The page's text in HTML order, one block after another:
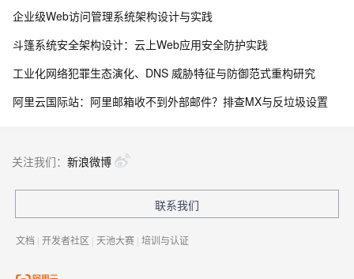
企业级Web访问管理系统架构设计与实践
斗篷系统安全架构设计：云上Web应用安全防护实践
工业化网络犯罪生态演化、DNS 威胁特征与防御范式重构研究
阿里云国际站：阿里邮箱收不到外部邮件？排查MX与反垃圾设置
关注我们： 新浪微博
联系我们
文档 | 开发者社区 | 天池大赛 | 培训与认证